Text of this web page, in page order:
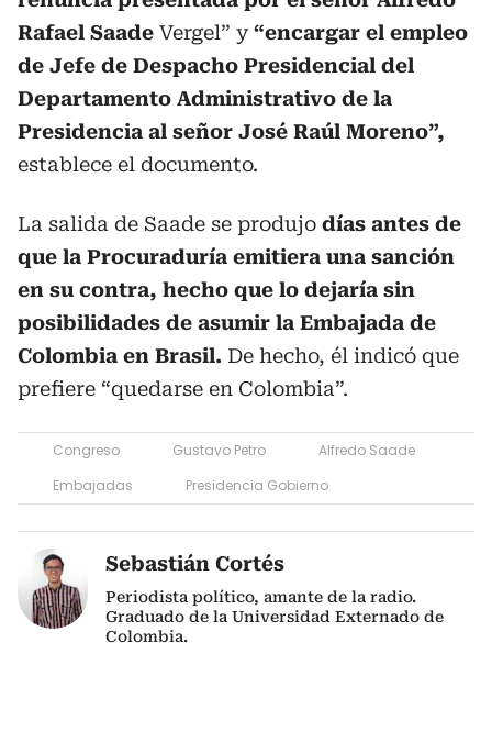
Rafael Saade Vergel” y“encargar el empleo
de Jefe de Despacho Presidencial del
Departamento Administrativo de la
Presidencia al señor José Raúl Moreno”,
establece el documento.
La salida de Saade se produjo días antes de
que la Procuraduría emitiera una sanción
en su contra, hecho que lo dejaría sin
posibilidades de asumir la Embajada de
Colombia en Brasil. De hecho, él indicó que
prefiere “quedarse en Colombia”.
Congreso Gustavo Petro
Alfredo Saade
Embajadas
Presidencia Gobierno
Sebastián Cortés
Periodista político, amante de la radio.
Graduado de la Universidad Externado de
Colombia.